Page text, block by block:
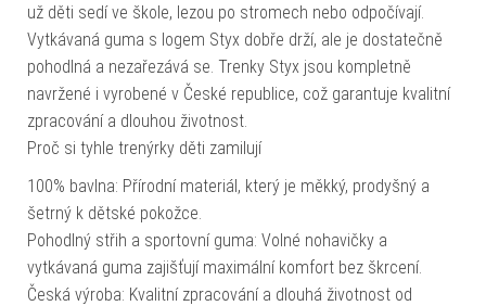
už děti sedí ve škole, lezou po stromech nebo odpočívají.
Vytkávaná guma s logem Styx dobře drží, ale je dostatečně
pohodlná a nezařezává se. Trenky Styx jsou kompletně
navržené i vyrobené v České republice, což garantuje kvalitní
zpracování a dlouhou životnost.
Proč si tyhle trenýrky děti zamilují
100% bavlna: Přírodní materiál, který je měkký, prodyšný a
šetrný k dětské pokožce.
Pohodlný střih a sportovní guma: Volné nohavičky a
vytkávaná guma zajišťují maximální komfort bez škrcení.
Česká výroba: Kvalitní zpracování a dlouhá životnost od